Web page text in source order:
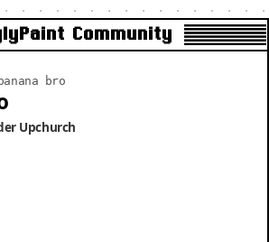
Community
banana bro
Upchurch